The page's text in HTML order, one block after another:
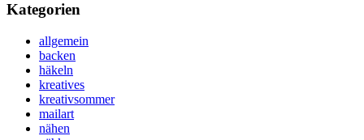
Kategorien
allgemein
backen
häkeln
kreatives
kreativsommer
mailart
nähen